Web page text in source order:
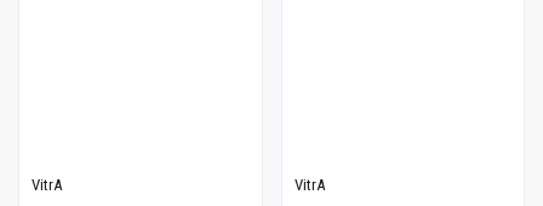
VitrA
VitrA